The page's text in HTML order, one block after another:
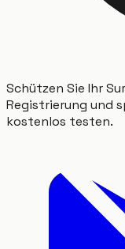
Schützen Sie Ihr
Registrierung und
kostenlos testen.